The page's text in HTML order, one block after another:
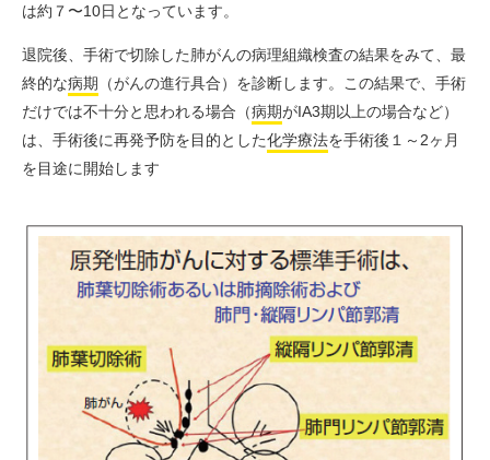
は約７〜10日となっています。
退院後、手術で切除した肺がんの病理組織検査の結果をみて、最
終的な病期 （がんの進行具合）を診断します。この結果で、手術
だけでは不十分と思われる場合（病期がIA3期以上の場合など）
は、手術後に再発予防を目的とした化学療法を手術後１～2ヶ月
を目途に開始します